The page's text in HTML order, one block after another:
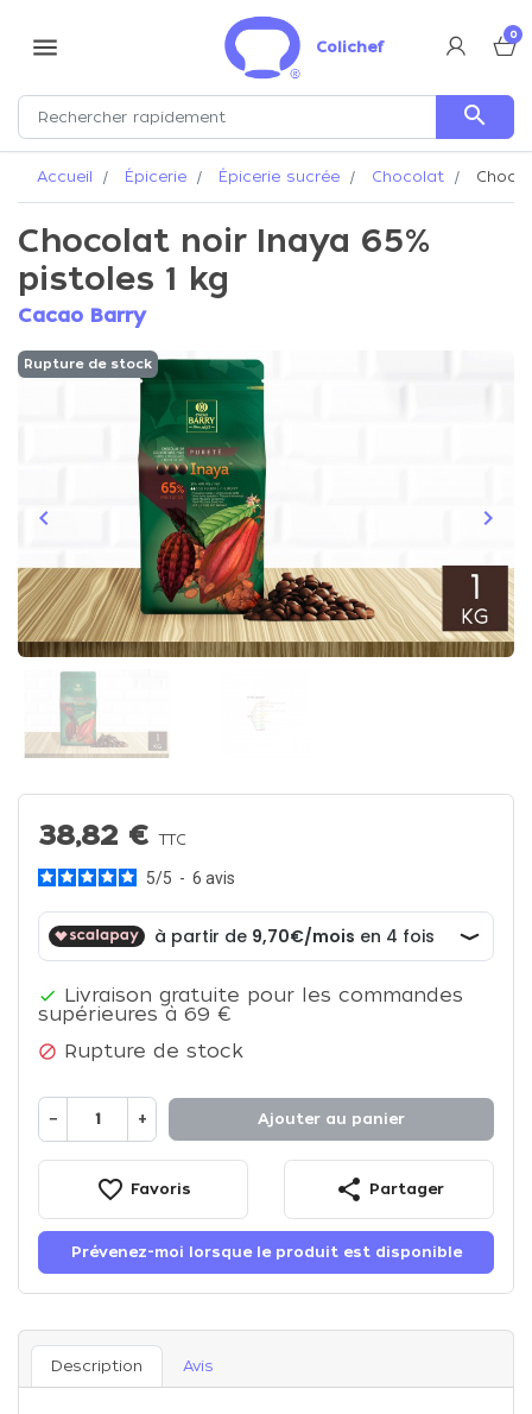
menu Colichef
0
search
Accueil Épicerie Épicerie sucrée Chocolat
Chocolat noir Inaya 65%
pistoles 1 kg
Cacao Barry
Rupture de stock
Précédent
keyboard_arrow_left keyboard_arrow_right
38,82 €TTC
5/5 - 6 avis
 Livraison gratuite pour les commandes
supérieures à 69 €
 Rupture de stock
− + Ajouter au panier
favorite_border Favoris share Partager
Prévenez-moi lorsque le produit est disponible
Description Avis